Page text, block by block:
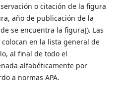
o citación de la figura
año de publicación de la
se encuentra la figura]). Las
en la lista general de
al final de todo el
alfabéticamente por
a normas APA.